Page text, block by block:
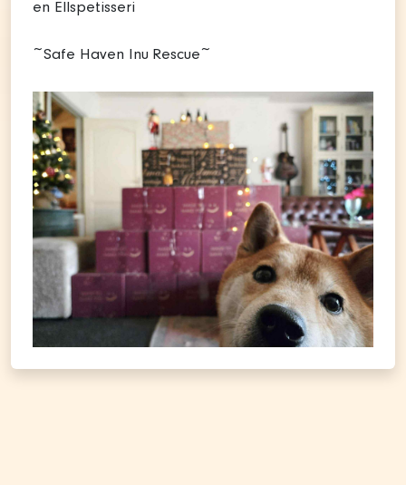
en Ellspetisseri
~Safe Haven Inu Rescue~